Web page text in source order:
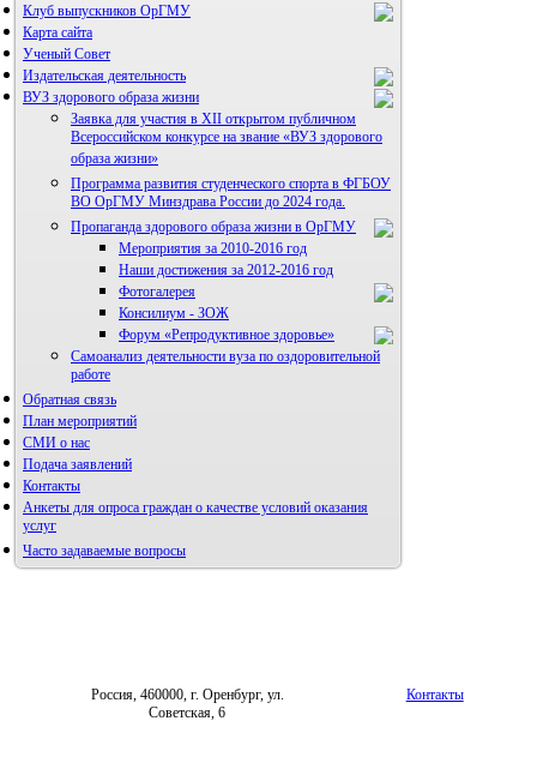
Клуб выпускников ОрГМУ
Карта сайта
Ученый Совет
Издательская деятельность
Правила направления,
рецензирования и опубликования
Альманах молодой науки
Редакция журнала
ВУЗ здорового образа жизни
Заявка для участия в XII открытом публичном
Всероссийском конкурсе на звание «ВУЗ здорового
образа жизни»
Программа развития студенческого спорта в ФГБОУ
ВО ОрГМУ Минздрава России до 2024 года.
Пропаганда здорового образа жизни в ОрГМУ
Мероприятия за 2010-2016 год
Наши достижения за 2012-2016 год
Фотогалерея
Консилиум - ЗОЖ
Форум «Репродуктивное здоровье»
Самоанализ деятельности вуза по оздоровительной
работе
Обратная связь
План мероприятий
СМИ о нас
Подача заявлений
Контакты
Анкеты для опроса граждан о качестве условий оказания
услуг
Часто задаваемые вопросы
Россия, 460000, г. Оренбург, ул.
Советская, 6
Контакты